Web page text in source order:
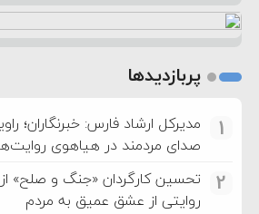
پربازدیدها
1
مدیرکل ارشاد فارس: خبرنگاران؛
صدای مردمند در هیاهوی
2
تحسین کارگردان «جنگ و صلح» از
روایتی از عشق عمیق به مردم